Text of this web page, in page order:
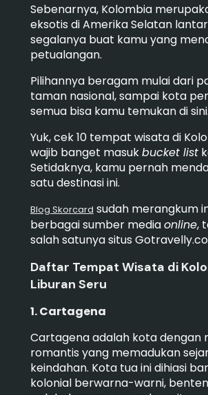
Sebenarnya, Kolombia
eksotis di Amerika Selatan
segalanya buat kamu yang
petualangan.
Pilihannya beragam mulai dari
taman nasional, sampai kota
semua bisa kamu temukan di sini.
Yuk, cek 10 tempat wisata di
wajib banget masukbucket list
Setidaknya, kamu pernah
satu destinasi ini.
Blog Skorcard sudah merangkum
berbagai sumber mediaonline,
salah satunya situs
Daftar Tempat Wisata di
Liburan Seru
1. Cartagena
Cartagena adalah kota dengan
romantis yang memadukan
keindahan. Kota tua ini dihiasi
kolonial berwarna-warni,